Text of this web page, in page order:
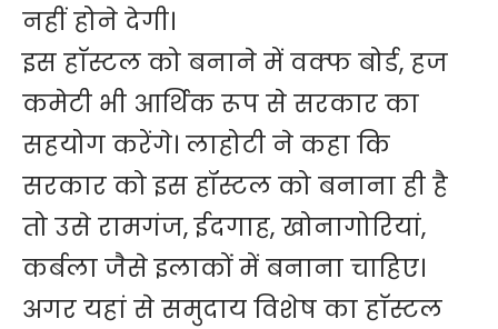
नहीं होने देगी।
इस हाॅस्टल को बनाने में वक्फ बोर्ड, हज
कमेटी भी आर्थिक रूप से सरकार का
सहयोग करेंगे। लाहोटी ने कहा कि
सरकार को इस हॉस्टल को बनाना ही है
तो उसे रामगंज, ईदगाह, खोनागोरियां,
कर्बला जैसे इलाकों में बनाना चाहिए।
अगर यहां से समुदाय विशेष का हाॅस्टल